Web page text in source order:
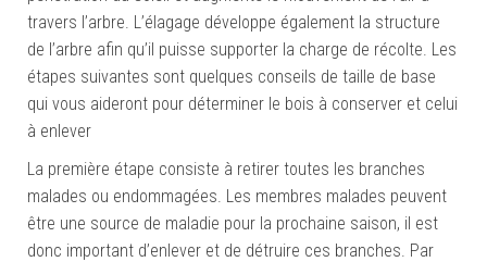
travers l’arbre. L’élagage développe également la structure
de l’arbre afin qu’il puisse supporter la charge de récolte. Les
étapes suivantes sont quelques conseils de taille de base
qui vous aideront pour déterminer le bois à conserver et celui
à enlever
La première étape consiste à retirer toutes les branches
malades ou endommagées. Les membres malades peuvent
être une source de maladie pour la prochaine saison, il est
donc important d’enlever et de détruire ces branches. Par